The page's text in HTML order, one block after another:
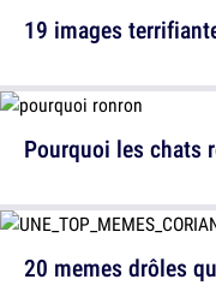
Pourquoi les chats
19 images
20 memes drôles